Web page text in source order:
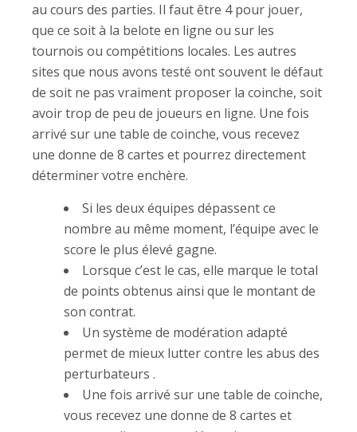
au cours des parties. Il faut être 4 pour jouer,
que ce soit à la belote en ligne ou sur les
tournois ou compétitions locales. Les autres
sites que nous avons testé ont souvent le défaut
de soit ne pas vraiment proposer la coinche, soit
avoir trop de peu de joueurs en ligne. Une fois
arrivé sur une table de coinche, vous recevez
une donne de 8 cartes et pourrez directement
déterminer votre enchère.
Si les deux équipes dépassent ce
nombre au même moment, l’équipe avec le
score le plus élevé gagne.
Lorsque c’est le cas, elle marque le total
de points obtenus ainsi que le montant de
son contrat.
Un système de modération adapté
permet de mieux lutter contre les abus des
perturbateurs .
Une fois arrivé sur une table de coinche,
vous recevez une donne de 8 cartes et